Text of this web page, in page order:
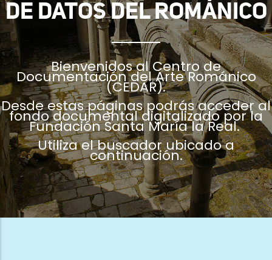
DE DATOS DEL ROMÁNICO
Bienvenidos al Centro de
Documentación del Arte Románico
(CEDAR).
Desde estas páginas podrás acceder al
fondo documental digitalizado por la
Fundación Santa María la Real.
Utiliza el buscador ubicado a
continuación.